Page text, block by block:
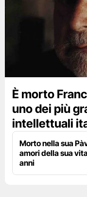
È morto
uno dei più
intellettuali
Morto nella sua
amori della sua
anni